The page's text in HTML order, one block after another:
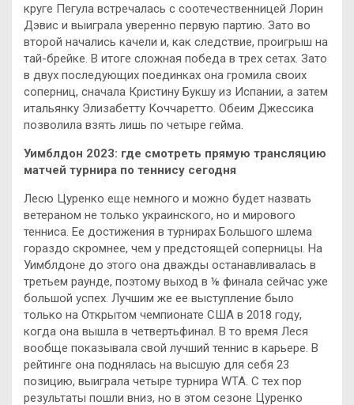
круге Пегула встречалась с соотечественницей Лорин
Дэвис и выиграла уверенно первую партию. Зато во
второй начались качели и, как следствие, проигрыш на
тай-брейке. В итоге сложная победа в трех сетах. Зато
в двух последующих поединках она громила своих
соперниц, сначала Кристину Букшу из Испании, а затем
итальянку Элизабетту Коччаретто. Обеим Джессика
позволила взять лишь по четыре гейма.
Уимблдон 2023: где смотреть прямую трансляцию
матчей турнира по теннису сегодня
Лесю Цуренко еще немного и можно будет назвать
ветераном не только украинского, но и мирового
тенниса. Ее достижения в турнирах Большого шлема
гораздо скромнее, чем у предстоящей соперницы. На
Уимблдоне до этого она дважды останавливалась в
третьем раунде, поэтому выход в ⅛ финала сейчас уже
большой успех. Лучшим же ее выступление было
только на Открытом чемпионате США в 2018 году,
когда она вышла в четвертьфинал. В то время Леся
вообще показывала свой лучший теннис в карьере. В
рейтинге она поднялась на высшую для себя 23
позицию, выиграла четыре турнира WTA. С тех пор
результаты пошли вниз, но в этом сезоне Цуренко